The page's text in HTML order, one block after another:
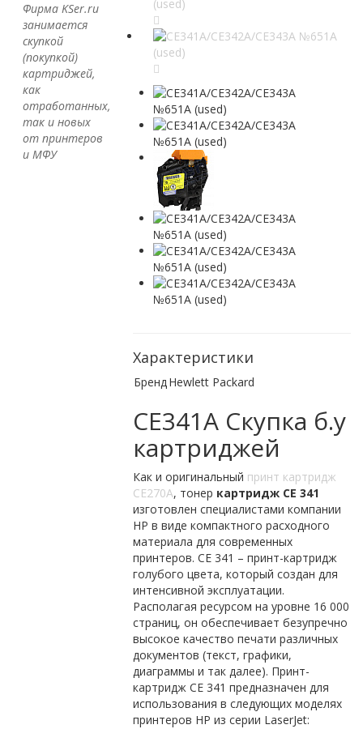
Фирма KSer.ru
занимается
скупкой
(покупкой)
картриджей,
как
отработанных,
так и новых
от принтеров
и МФУ
Характеристики
БрендHewlett Packard
CE341A Скупка б.у
картриджей
Как и оригинальный принт картридж
CE270A, тонер картридж CE 341
изготовлен специалистами компании
HP в виде компактного расходного
материала для современных
принтеров. CE 341 – принт-картридж
голубого цвета, который создан для
интенсивной эксплуатации.
Располагая ресурсом на уровне 16 000
страниц, он обеспечивает безупречно
высокое качество печати различных
документов (текст, графики,
диаграммы и так далее). Принт-
картридж CE 341 предназначен для
использования в следующих моделях
принтеров HP из серии LaserJet: